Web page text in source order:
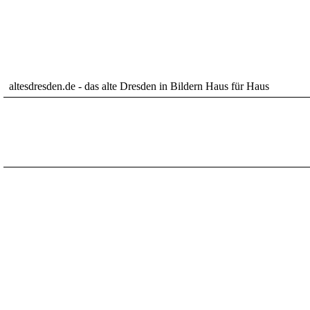
altesdresden.de - das alte Dresden in Bildern Haus für Haus